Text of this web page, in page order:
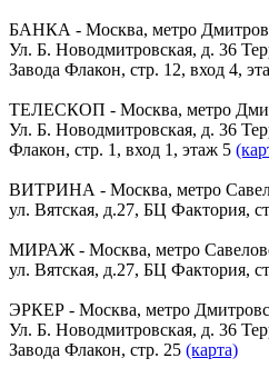
БАНКА - Москва, метро
Ул. Б. Новодмитровская, д. 36
Завода Флакон, стр. 12, вход 4,
ТЕЛЕСКОП - Москва, метро
Ул. Б. Новодмитровская, д. 36
Флакон, стр. 1, вход 1, этаж 5
ВИТРИНА - Москва, метро
ул. Вятская, д.27, БЦ Фактория,
МИРАЖ - Москва, метро
ул. Вятская, д.27, БЦ Фактория,
ЭРКЕР - Москва, метро
Ул. Б. Новодмитровская, д. 36
Завода Флакон, стр. 25 (карта)